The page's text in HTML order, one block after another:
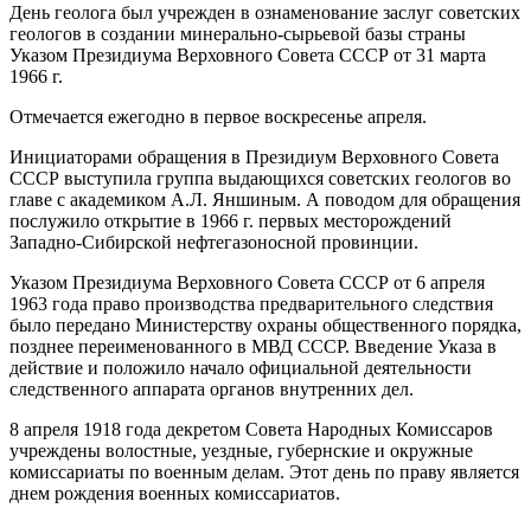
День геолога был учрежден в ознаменование заслуг советских
геологов в создании минерально-сырьевой базы страны
Указом Президиума Верховного Совета СССР от 31 марта
1966 г.
Отмечается ежегодно в первое воскресенье апреля.
Инициаторами обращения в Президиум Верховного Совета
СССР выступила группа выдающихся советских геологов во
главе с академиком А.Л. Яншиным. А поводом для обращения
послужило открытие в 1966 г. первых месторождений
Западно-Сибирской нефтегазоносной провинции.
Указом Президиума Верховного Совета СССР от 6 апреля
1963 года право производства предварительного следствия
было передано Министерству охраны общественного порядка,
позднее переименованного в МВД СССР. Введение Указа в
действие и положило начало официальной деятельности
следственного аппарата органов внутренних дел.
8 апреля 1918 года декретом Совета Народных Комиссаров
учреждены волостные, уездные, губернские и окружные
комиссариаты по военным делам. Этот день по праву является
днем рождения военных комиссариатов.